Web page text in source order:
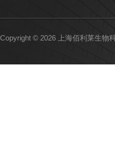
Copyright © 2026 上海佰利莱生物